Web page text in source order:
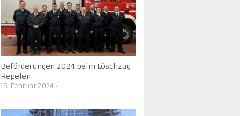
Beförderungen 2024 beim Löschzug
Repelen
16. Februar 2024 •